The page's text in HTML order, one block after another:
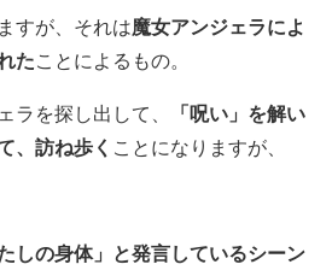
すが、それは魔女アンジェラによ
たことによるもの。
ラを探し出して、
「呪い」を解い
、訪ね歩く ことになりますが、
しの身体」と発言しているシーン